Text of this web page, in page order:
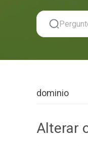
dominio
Alterar